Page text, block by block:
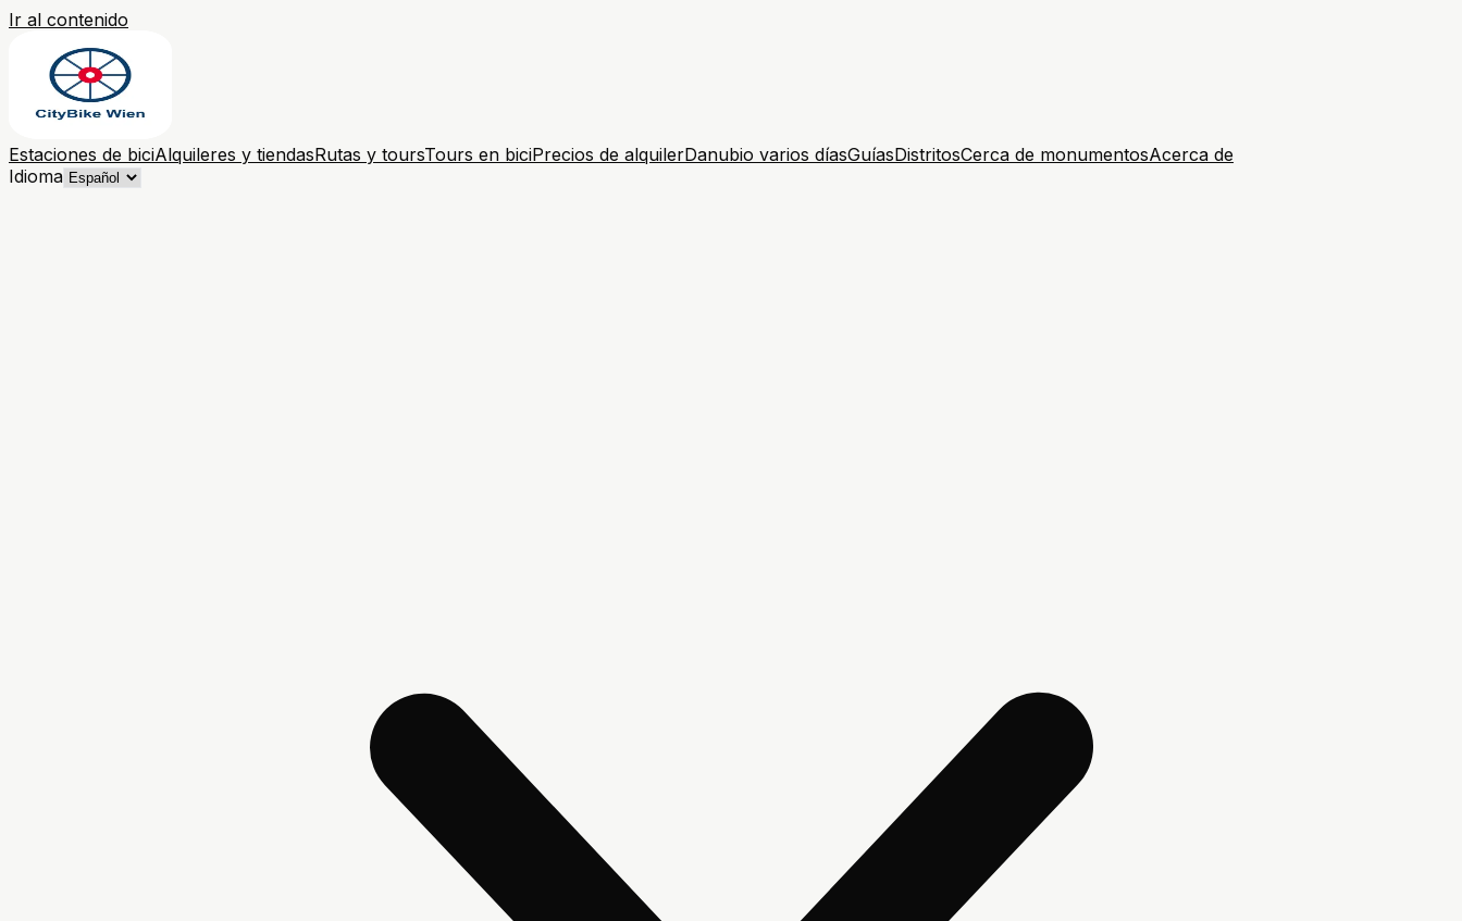
Ir al contenido
Estaciones de biciAlquileres y tiendasRutas y toursTours en biciPrecios de alquilerDanubio varios díasGuíasDistritosCerca de monumentosAcerca de
Idioma